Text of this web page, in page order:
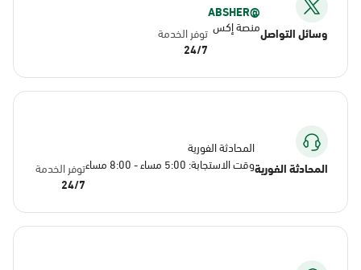
وسائل التواصل
@ABSHER
منصة إكس توفر الخدمة
24/7
المحادثة الفورية
المحادثة الفورية
وقت الاستجابة: 5:00 مساء - 8:00 مساء
توفر الخدمة
24/7